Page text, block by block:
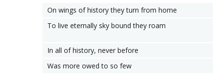
On wings of history they turn from home
To live eternally sky bound they roam
In all of history, never before
Was more owed to so few